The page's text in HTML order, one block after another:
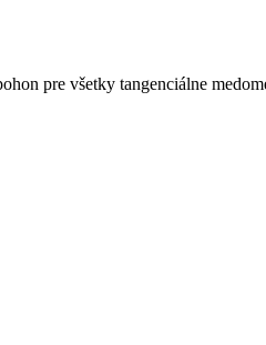
pre všetky tangenciálne